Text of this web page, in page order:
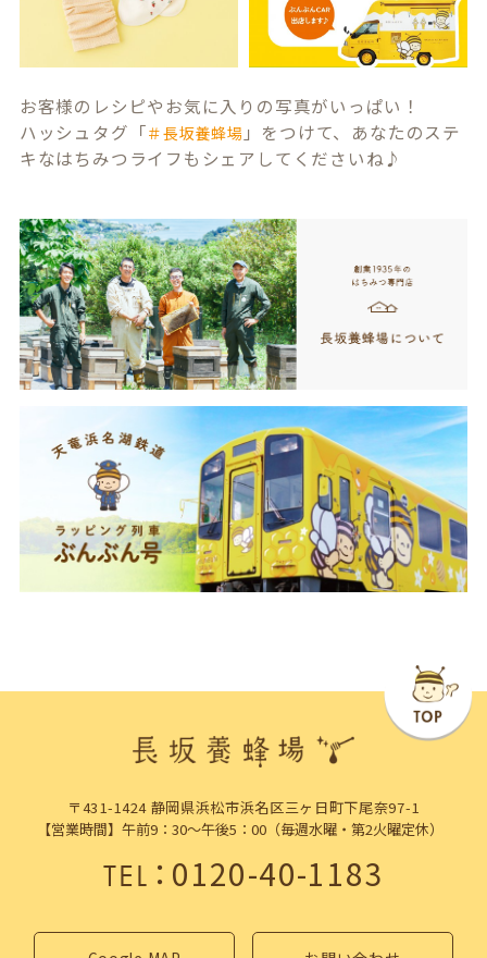
お客様のレシピやお気に入りの写真がいっぱい！
ハッシュタグ「＃長坂養蜂場 」をつけて、あなたのステ
キなはちみつライフもシェアしてくださいね♪
〒431-1424 静岡県浜松市浜名区三ヶ日町下尾奈97-1
【営業時間】午前9：30～午後5：00（毎週水曜・第2火曜定休）
TEL：0120-40-1183